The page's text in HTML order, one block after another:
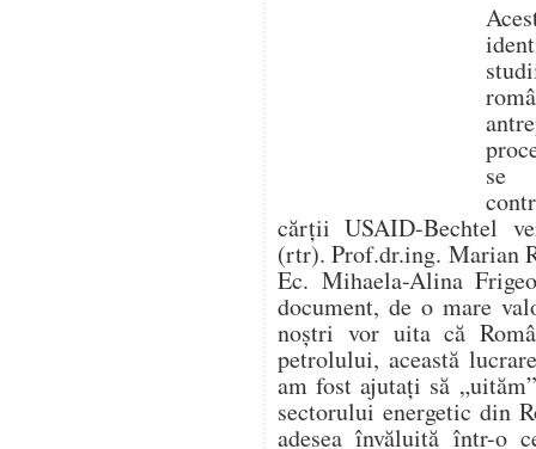
se
cărții USAID-Bechtel
(rtr). Prof.dr.ing. Marian
Ec. Mihaela-Alina
document, de o mare
noștri vor uita că
petrolului, această
am fost ajutați să
sectorului energetic din
adesea învăluită într-o